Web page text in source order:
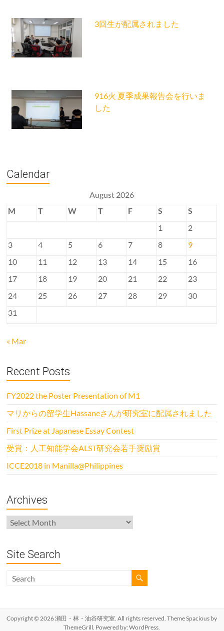
3回生が配属されました
916火 夏季成果報告会を行いま
した
Calendar
August 2026
M
T W T F S
S
1
2
3
4 5 6 7 8
9
10
11 12 13 14 15
16
17
18 19 20 21 22
23
24
25 26 27 28 29
30
31
« Mar
Recent Posts
FY2022 the Poster Presentation of M1
マリからの留学生Hassaneさんが研究室に配属されました
First Prize at Japanese Essay Contest
受賞：人工知能学会ALST研究会若手奨励賞
ICCE2018 in Manilla@Philippines
Archives
Archives
Site Search
Copyright © 2026瀬田・林・油谷研究室. All rights reserved. ThemeSpacious by
ThemeGrill. Powered by:WordPress.